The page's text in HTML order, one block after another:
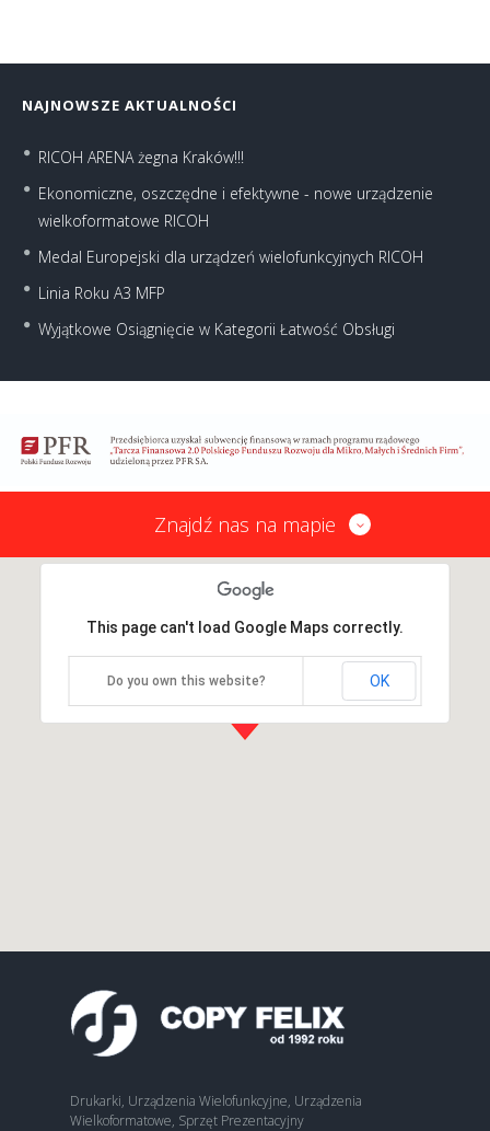
NAJNOWSZE AKTUALNOŚCI
RICOH ARENA żegna Kraków!!!
Ekonomiczne, oszczędne i efektywne - nowe urządzenie
wielkoformatowe RICOH
Medal Europejski dla urządzeń wielofunkcyjnych RICOH
Linia Roku A3 MFP
Wyjątkowe Osiągnięcie w Kategorii Łatwość Obsługi
Znajdź nas na mapie
This page can't load Google Maps correctly.
Do you own this website? OK
Drukarki, Urządzenia Wielofunkcyjne, Urządzenia
Wielkoformatowe, Sprzęt Prezentacyjny